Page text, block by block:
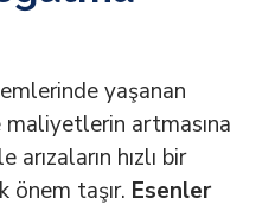
yaşanan
maliyetlerin artmasına
hızlı bir
önem taşır. Esenler